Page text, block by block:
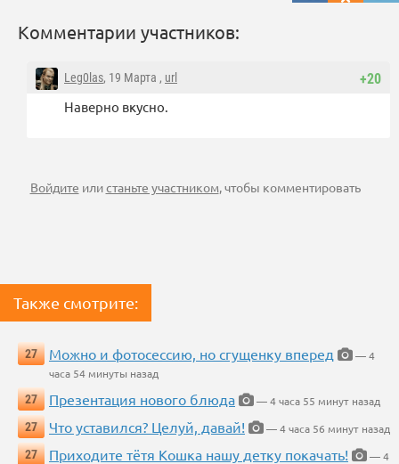
Комментарии участников:
+20
Leg0las, 19 Марта , url
Наверно вкусно.
Войдите илистаньте участником , чтобы комментировать
Также смотрите:
27 Можно и фотосессию, но сгущенку вперед
— 4
часа 54 минуты назад
27
Презентация нового блюда
— 4 часа 55 минут назад
27
Что уставился? Целуй, давай!
— 4 часа 56 минут назад
27
Приходите тётя Кошка нашу детку покачать!
— 4